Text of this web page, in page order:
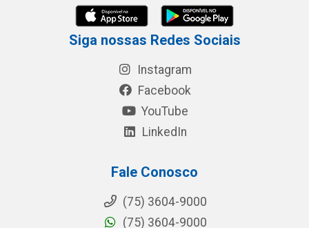
Siga nossas Redes Sociais
Instagram
Facebook
YouTube
LinkedIn
Fale Conosco
(75) 3604-9000
(75) 3604-9000